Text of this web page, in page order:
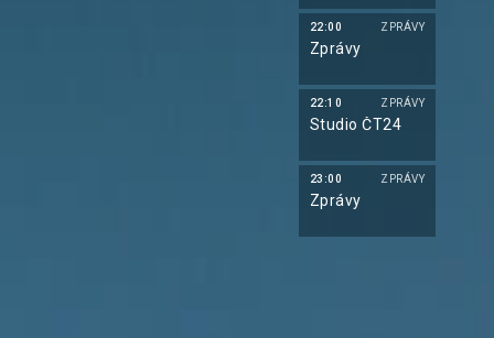
22:00 ZPRÁVY
Zprávy
22:10 ZPRÁVY
Studio ČT24
23:00 ZPRÁVY
Zprávy